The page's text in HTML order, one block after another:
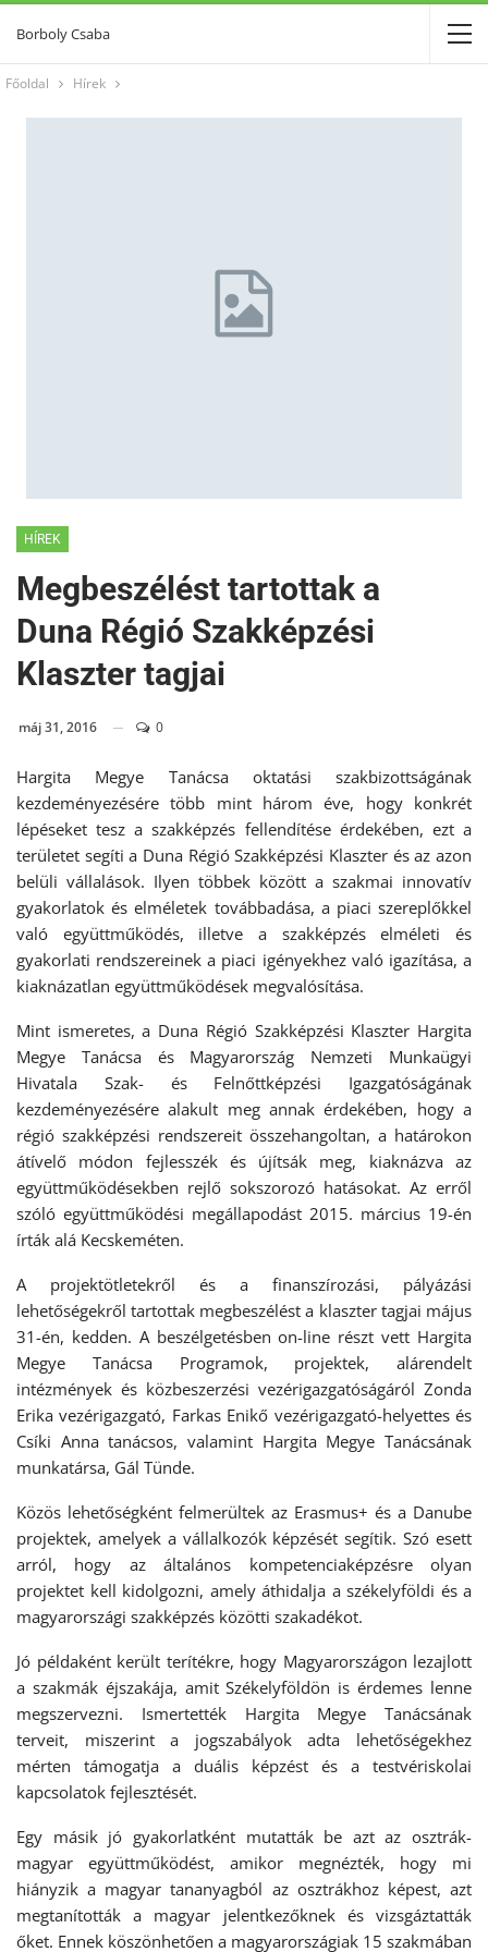
Borboly Csaba
Főoldal Hírek
HÍREK
Megbeszélést tartottak a
Duna Régió Szakképzési
Klaszter tagjai
máj 31, 2016 0
Hargita Megye Tanácsa oktatási szakbizottságának
kezdeményezésére több mint három éve, hogy konkrét
lépéseket tesz a szakképzés fellendítése érdekében, ezt a
területet segíti a Duna Régió Szakképzési Klaszter és az azon
belüli vállalások. Ilyen többek között a szakmai innovatív
gyakorlatok és elméletek továbbadása, a piaci szereplőkkel
való együttműködés, illetve a szakképzés elméleti és
gyakorlati rendszereinek a piaci igényekhez való igazítása, a
kiaknázatlan együttműködések megvalósítása.
Mint ismeretes, a Duna Régió Szakképzési Klaszter Hargita
Megye Tanácsa és Magyarország Nemzeti Munkaügyi
Hivatala Szak- és Felnőttképzési Igazgatóságának
kezdeményezésére alakult meg annak érdekében, hogy a
régió szakképzési rendszereit összehangoltan, a határokon
átívelő módon fejlesszék és újítsák meg, kiaknázva az
együttműködésekben rejlő sokszorozó hatásokat. Az erről
szóló együttműködési megállapodást 2015. március 19-én
írták alá Kecskeméten.
A projektötletekről és a finanszírozási, pályázási
lehetőségekről tartottak megbeszélést a klaszter tagjai május
31-én, kedden. A beszélgetésben on-line részt vett Hargita
Megye Tanácsa Programok, projektek, alárendelt
intézmények és közbeszerzési vezérigazgatóságáról Zonda
Erika vezérigazgató, Farkas Enikő vezérigazgató-helyettes és
Csíki Anna tanácsos, valamint Hargita Megye Tanácsának
munkatársa, Gál Tünde.
Közös lehetőségként felmerültek az Erasmus+ és a Danube
projektek, amelyek a vállalkozók képzését segítik. Szó esett
arról, hogy az általános kompetenciaképzésre olyan
projektet kell kidolgozni, amely áthidalja a székelyföldi és a
magyarországi szakképzés közötti szakadékot.
Jó példaként került terítékre, hogy Magyarországon lezajlott
a szakmák éjszakája, amit Székelyföldön is érdemes lenne
megszervezni. Ismertették Hargita Megye Tanácsának
terveit, miszerint a jogszabályok adta lehetőségekhez
mérten támogatja a duális képzést és a testvériskolai
kapcsolatok fejlesztését.
Egy másik jó gyakorlatként mutatták be azt az osztrák-
magyar együttműködést, amikor megnézték, hogy mi
hiányzik a magyar tananyagból az osztrákhoz képest, azt
megtanították a magyar jelentkezőknek és vizsgáztatták
őket. Ennek köszönhetően a magyarországiak 15 szakmában